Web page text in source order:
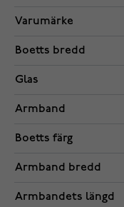
Varumärke
Boetts bredd
Glas
Armband
Boetts färg
Armband bredd
Armbandets längd